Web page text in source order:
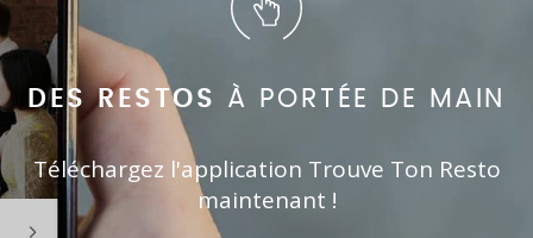
DES RESTOS À PORTÉE DE MAIN
Téléchargez l'application Trouve Ton Resto
maintenant !